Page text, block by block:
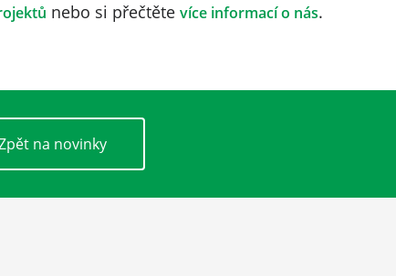
nebo si přečtěte více informací o nás.
na novinky